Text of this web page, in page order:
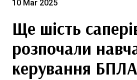
10 Mar 2025
Ще шість
розпочали
керування БПЛА